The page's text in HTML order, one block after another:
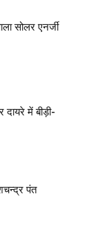
सोलर एनर्जी
में बीड़ी-
पंत